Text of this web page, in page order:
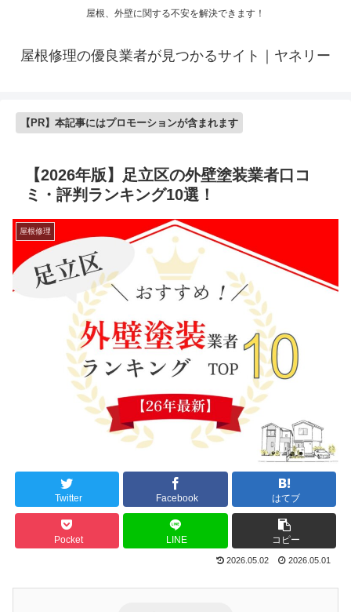
屋根、外壁に関する不安を解決できます！
屋根修理の優良業者が見つかるサイト｜ヤネリー
【PR】本記事にはプロモーションが含まれます
【2026年版】足立区の外壁塗装業者口コ
ミ・評判ランキング10選！
屋根修理
Twitter Facebook はてブ
Pocket LINE コピー
2026.05.02 2026.05.01